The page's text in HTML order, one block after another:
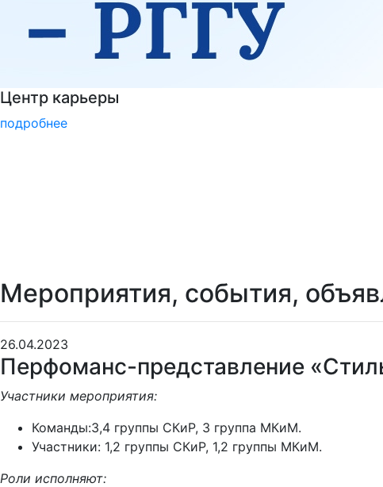
РГГУ — 35 лет!
подробнее
Мероприятия, события,
26.04.2023
Перфоманс-представление
Участники мероприятия:
Команды:3,4 группы СКиР, 3 группа МКиМ.
Участники: 1,2 группы СКиР, 1,2 группы МКиМ.
Роли исполняют: